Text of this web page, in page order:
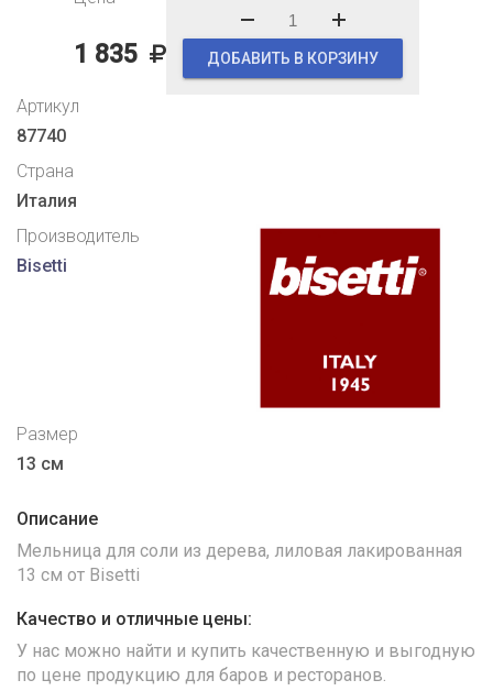
1 835 ДОБАВИТЬ В КОРЗИНУ
Артикул
87740
Страна
Италия
Производитель
Bisetti
Размер
13 см
Описание
Мельница для соли из дерева, лиловая лакированная
13 см от Bisetti
Качество и отличные цены:
У нас можно найти и купить качественную и выгодную
по цене продукцию для баров и ресторанов.